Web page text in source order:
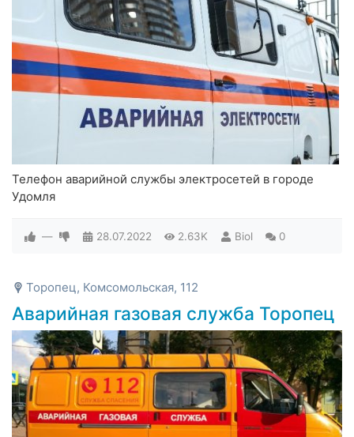
Телефон аварийной службы электросетей в городе
Удомля
— 28.07.2022 2.63K Biol 0
Торопец, Комсомольская, 112
Аварийная газовая служба Торопец